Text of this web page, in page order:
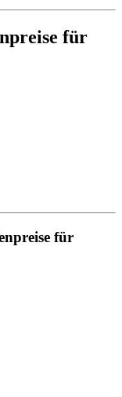
für
für